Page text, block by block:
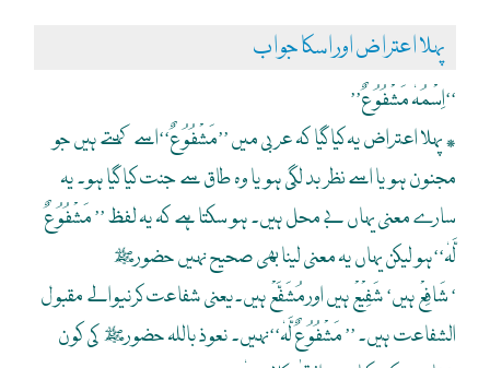
پہلا اعتراض اور اسکا جواب
’’اِسْمُہٗ مَشْفُوُعٌ‘‘
٭ پہلا اعتراض یہ کیا گیا کہ عربی میں ’’مَشْفُوُعٌ‘‘اسے کہتے ہیں جو
مجنون ہو یا اسے نظر بد لگی ہو یا وہ طاق سے جنت کیا گیا ہو۔ یہ
سارے معنی یہاں بے محل ہیں۔ ہو سکتا ہے کہ یہ لفظ ’’ مَشْفُوُعٌ
لَّہٗ‘‘ہو لیکن یہاں یہ معنی لینا بھی صحیح نہیں حضورﷺ
‘ شَافِعْ ہیں‘ شَفِیْعْ ہیں اور مُشَفَّعْ ہیں۔یعنی شفاعت کرنیوالے مقبول
الشفاعت ہیں۔ ’’ مَشْفُوُعٌ لَّہٗ‘‘نہیں۔ نعوذ باللہ حضورﷺ کی کون